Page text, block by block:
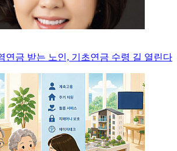
연금 받는 노인, 기초연금 수령 길 열린다